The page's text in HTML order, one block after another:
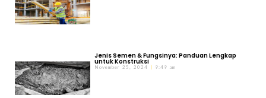
Jenis Semen & Fungsinya: Panduan Lengkap
untuk Konstruksi
November 25, 2024 9:49 am